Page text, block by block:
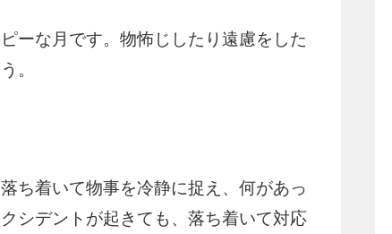
ーな月です。物怖じしたり遠慮をした
。
ち着いて物事を冷静に捉え、何があっ
シデントが起きても、落ち着いて対応